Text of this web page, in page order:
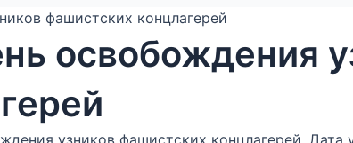
фашистских концлагерей
освобождения